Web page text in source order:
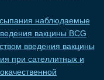
наблюдаемые
вакцины BCG
введения вакцины
при сателлитных и